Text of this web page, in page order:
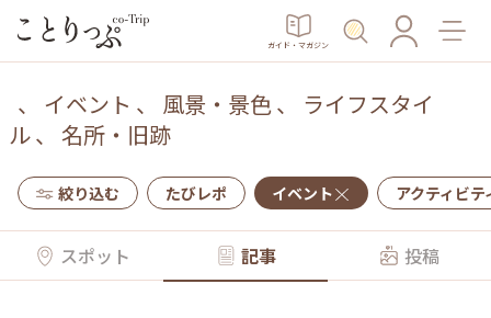
ガイド・マガジン
、 イベント 、 風景・景色、 ライフスタイ
ル、 名所・旧跡
絞り込む たびレポ イベント アクティビテ
スポット 記事 投稿